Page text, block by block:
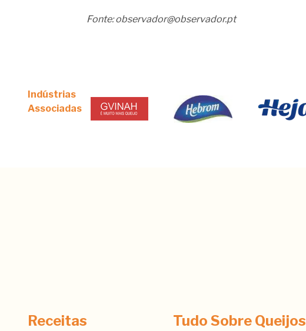
Fonte: observador@observador.pt
Indústrias
Associadas
Receitas Tudo Sobre Queijos